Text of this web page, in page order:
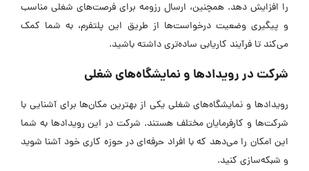
را افزایش دهد. همچنین، ارسال رزومه برای فرصت‌های شغلی مناسب
و پیگیری وضعیت درخواست‌ها از طریق این پلتفرم‌، به شما کمک
می‌کند تا فرآیند کاریابی ساده‌تری داشته باشید.
شرکت در رویدادها و نمایشگاه‌های شغلی
رویدادها و نمایشگاه‌های شغلی یکی از بهترین مکان‌ها برای آشنایی با
شرکت‌ها و کارفرمایان مختلف هستند. شرکت در این رویدادها به شما
این امکان را می‌دهد که با افراد حرفه‌ای در حوزه کاری خود آشنا شوید
و شبکه‌سازی کنید.